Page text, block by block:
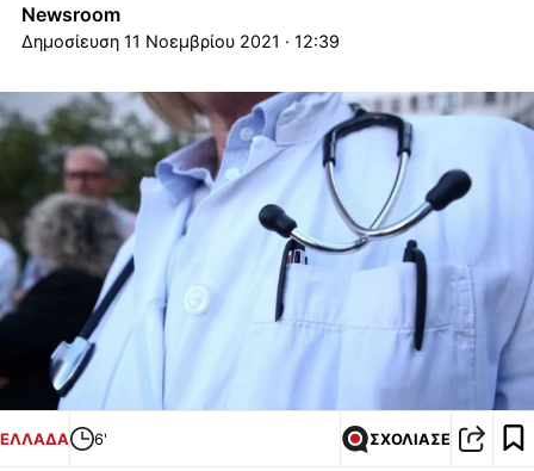
Newsroom
11 Νοεμβρίου 2021 · 12:39
ΕΛΛΑΔΑ 6' ΣΧΟΛΙΑΣΕ